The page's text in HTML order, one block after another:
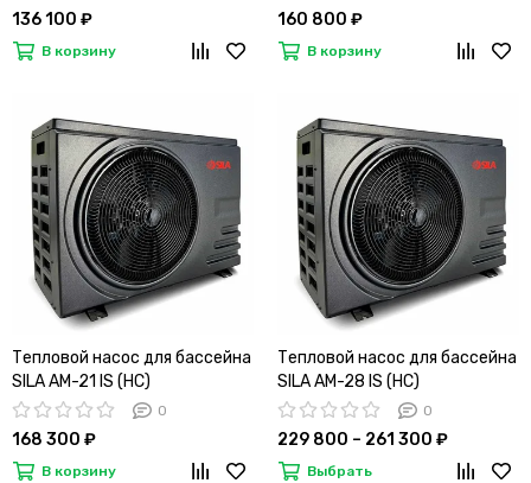
136 100 ₽
В корзину
160 800 ₽
В корзину
Тепловой насос для бассейна
SILA AM-21 IS (HC)
0
168 300 ₽
В корзину
Тепловой насос для бассейна
SILA AM-28 IS (HC)
0
229 800 – 261 300 ₽
Выбрать